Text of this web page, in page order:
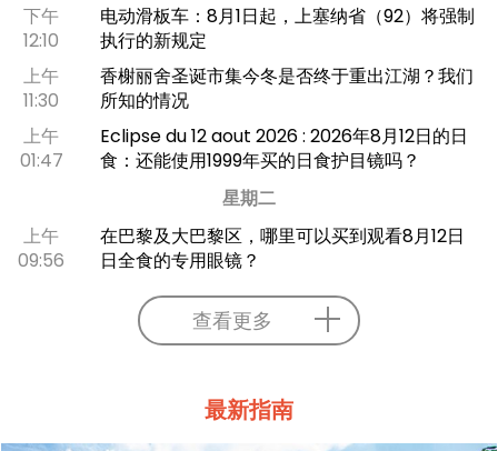
下午
12:10
电动滑板车：8月1日起，上塞纳省（92）将强制
执行的新规定
上午
11:30
香榭丽舍圣诞市集今冬是否终于重出江湖？我们
所知的情况
上午
01:47
Eclipse du 12 aout 2026 : 2026年8月12日的日
食：还能使用1999年买的日食护目镜吗？
星期二
上午
09:56
在巴黎及大巴黎区，哪里可以买到观看8月12日
日全食的专用眼镜？
查看更多
最新指南